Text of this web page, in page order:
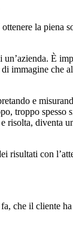
la piena
È
immagine che
e
troppo spesso
risolta, diventa
risultati con
che il cliente